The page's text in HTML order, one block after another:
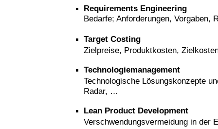
Requirements Engineering
Bedarfe; Anforderungen, Vorgaben,
Target Costing
Zielpreise, Produktkosten,
Technologiemanagement
Technologische Lösungskonzepte
Radar, …
Lean Product Development
Verschwendungsvermeidung in der